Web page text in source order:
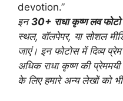
इन30+ राधा कृष्ण लव फोटो
स्थल, वॉलपेपर, या सोशल
जाएं। इन फोटोस में दिव्य
अधिक राधा कृष्ण की
के लिए हमारे अन्य लेखों को